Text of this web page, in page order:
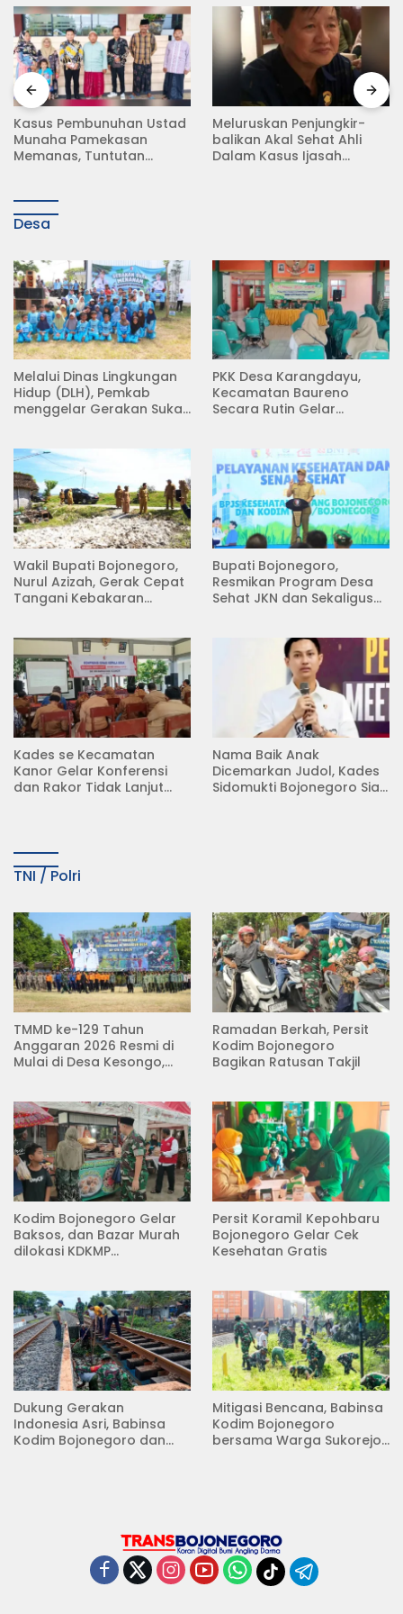
Meluruskan Penjungkir-
balikan Akal Sehat Ahli
Dalam Kasus Ijasah
Rampas Motor Tanpa
Surat Resmi, Modus Baru
Debt Collector di Jalan
Desa
Melalui Dinas Lingkungan
Hidup (DLH), Pemkab
menggelar Gerakan Suka
PKK Desa Karangdayu,
Kecamatan Baureno
Secara Rutin Gelar
Wakil Bupati Bojonegoro,
Nurul Azizah, Gerak Cepat
Tangani Kebakaran
Bupati Bojonegoro,
Resmikan Program Desa
Sehat JKN dan Sekaligus
Kades se Kecamatan
Kanor Gelar Konferensi
dan Rakor Tidak Lanjut
Nama Baik Anak
Dicemarkan Judol, Kades
Sidomukti Bojonegoro Siap
TNI / Polri
TMMD ke-129 Tahun
Anggaran 2026 Resmi di
Mulai di Desa Kesongo,
Ramadan Berkah, Persit
Kodim Bojonegoro
Bagikan Ratusan Takjil
Kodim Bojonegoro Gelar
Baksos, dan Bazar Murah
dilokasi KDKMP
Persit Koramil Kepohbaru
Bojonegoro Gelar Cek
Kesehatan Gratis
Dukung Gerakan
Indonesia Asri, Babinsa
Kodim Bojonegoro dan
Mitigasi Bencana, Babinsa
Kodim Bojonegoro
bersama Warga Sukorejo